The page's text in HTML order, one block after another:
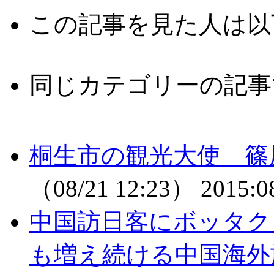
この記事を見た人は
同じカテゴリーの記
桐生市の観光大使 篠
（08/21 12:23）
中国訪日客にボッタ
も増え続ける中国海